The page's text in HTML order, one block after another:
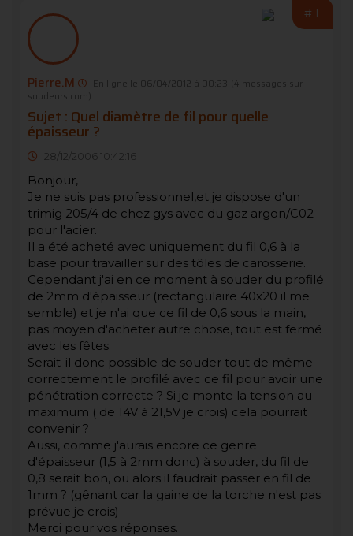
#1
Pierre.M En ligne le 06/04/2012 à 00:23
(4 messages sur
soudeurs.com)
Sujet : Quel diamètre de fil pour quelle
épaisseur ?
28/12/2006 10:42:16
Bonjour,
Je ne suis pas professionnel,et je dispose d'un
trimig 205/4 de chez gys avec du gaz argon/C02
pour l'acier.
Il a été acheté avec uniquement du fil 0,6 à la
base pour travailler sur des tôles de carosserie.
Cependant j'ai en ce moment à souder du profilé
de 2mm d'épaisseur (rectangulaire 40x20 il me
semble) et je n'ai que ce fil de 0,6 sous la main,
pas moyen d'acheter autre chose, tout est fermé
avec les fêtes.
Serait-il donc possible de souder tout de même
correctement le profilé avec ce fil pour avoir une
pénétration correcte ? Si je monte la tension au
maximum ( de 14V à 21,5V je crois) cela pourrait
convenir ?
Aussi, comme j'aurais encore ce genre
d'épaisseur (1,5 à 2mm donc) à souder, du fil de
0,8 serait bon, ou alors il faudrait passer en fil de
1mm ? (gênant car la gaine de la torche n'est pas
prévue je crois)
Merci pour vos réponses.